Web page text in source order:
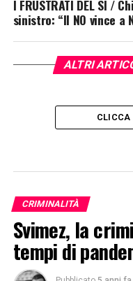
I FRUSTRATI DEL SI /
sinistro: “Il NO vince a
ALTRI
CLICCA
CRIMINALITÀ
Svimez, la
tempi di